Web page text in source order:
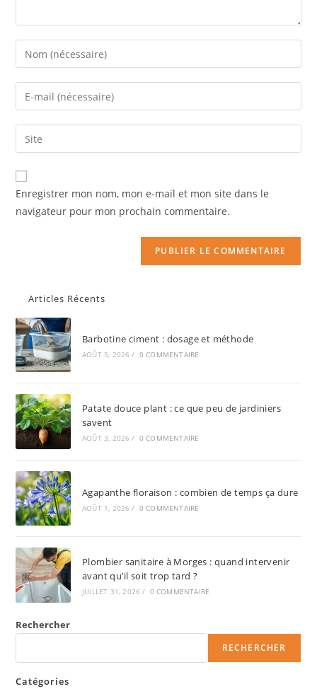
Enregistrer mon nom, mon e-mail et mon site dans le
navigateur pour mon prochain commentaire.
Articles Récents
Barbotine ciment : dosage et méthode
AOÛT 5, 2026 / 0 COMMENTAIRE
Patate douce plant : ce que peu de jardiniers
savent
AOÛT 3, 2026 / 0 COMMENTAIRE
Agapanthe floraison : combien de temps ça dure
AOÛT 1, 2026 / 0 COMMENTAIRE
Plombier sanitaire à Morges : quand intervenir
avant qu’il soit trop tard ?
JUILLET 31, 2026 / 0 COMMENTAIRE
Rechercher
RECHERCHER
Catégories